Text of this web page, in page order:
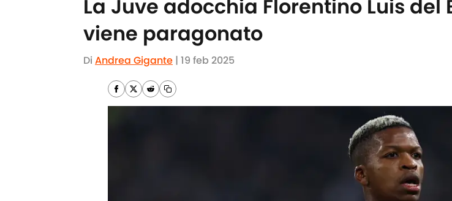
La Juve adocchia Florentino Luis
viene paragonato
Di Andrea Gigante | 19 feb 2025